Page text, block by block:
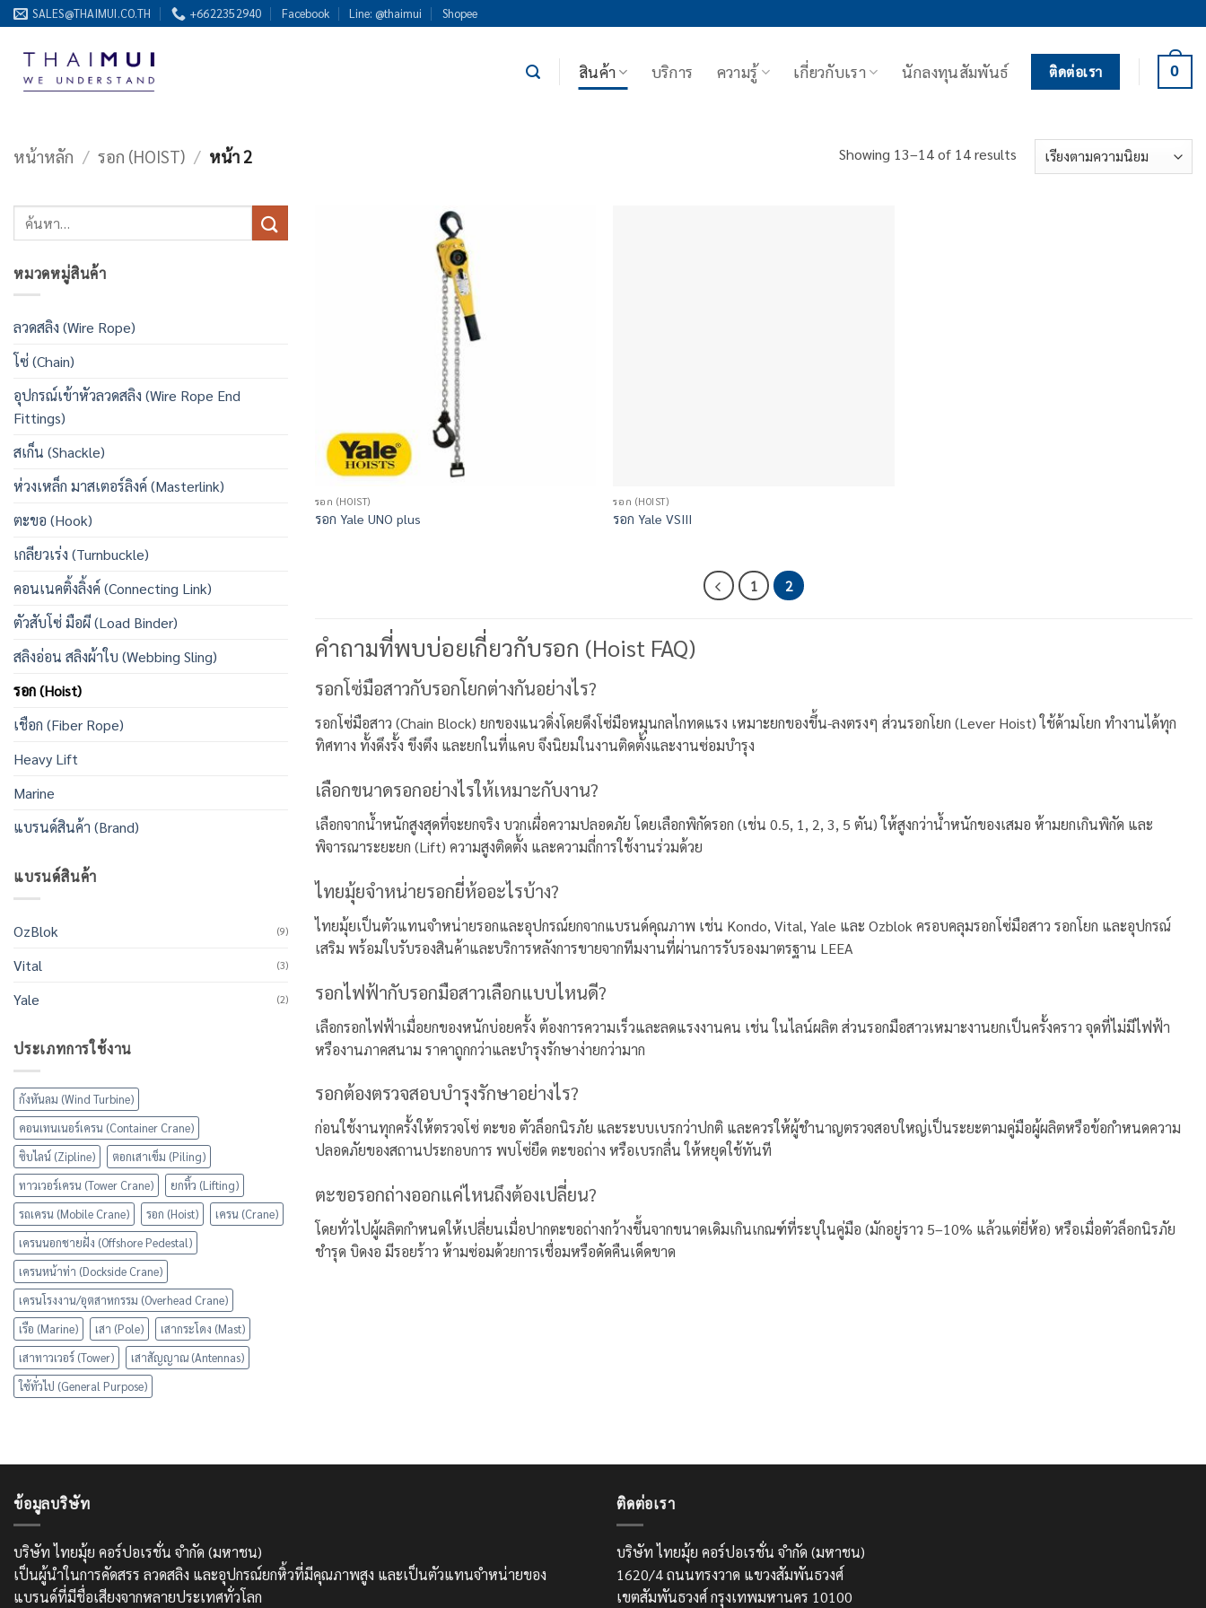
ข้าม
ไป
เนื้อหา
SALES@THAIMUI.CO.TH +6622352940 Facebook Line: @thaimui Shopee
สินค้า บริการ ความรู้ เกี่ยวกับเรา นักลงทุนสัมพันธ์ ติดต่อเรา 0
หน้าหลัก / รอก (HOIST) / หน้า 2 Showing 13–14 of 14 resultsSorted
ค้นหา:
หมวดหมู่สินค้า
ลวดสลิง (Wire Rope)
โซ่ (Chain)
อุปกรณ์เข้าหัวลวดสลิง (Wire Rope End
Fittings)
สเก็น (Shackle)
ห่วงเหล็ก มาสเตอร์ลิงค์ (Masterlink)
ตะขอ (Hook)
เกลียวเร่ง (Turnbuckle)
คอนเนคติ้งลิ้งค์ (Connecting Link)
ตัวสับโซ่ มือผี (Load Binder)
สลิงอ่อน สลิงผ้าใบ (Webbing Sling)
รอก (Hoist)
เชือก (Fiber Rope)
Heavy Lift
Marine
แบรนด์สินค้า (Brand)
แบรนด์สินค้า
OzBlok (9)
Vital (3)
Yale (2)
ประเภทการใช้งาน
กังหันลม (Wind Turbine)
คอนเทนเนอร์เครน (Container Crane)
ซิบไลน์ (Zipline)
ตอกเสาเข็ม (Piling)
ทาวเวอร์เครน (Tower Crane)
ยกหิ้ว (Lifting)
รถเครน (Mobile Crane)
รอก (Hoist)
เครน (Crane)
เครนนอกชายฝั่ง (Offshore Pedestal)
เครนหน้าท่า (Dockside Crane)
เครนโรงงาน/อุตสาหกรรม (Overhead Crane)
เรือ (Marine)
เสา (Pole)
เสากระโดง (Mast)
เสาทาวเวอร์ (Tower)
เสาสัญญาณ (Antennas)
ใช้ทั่วไป (General Purpose)
รอก (HOIST)
รอก Yale UNO plus
รอก (HOIST)
รอก Yale VSIII
1 2
คำถามที่พบบ่อยเกี่ยวกับรอก (Hoist FAQ)
รอกโซ่มือสาวกับรอกโยกต่างกันอย่างไร?
รอกโซ่มือสาว (Chain Block) ยกของแนวดิ่งโดยดึงโซ่มือหมุนกลไกทดแรง เหมาะยกของขึ้น-ลงตรงๆ ส่วนรอกโยก (Lever Hoist) ใช้ด้ามโยก ทำงานได้ทุก
ทิศทาง ทั้งดึงรั้ง ขึงตึง และยกในที่แคบ จึงนิยมในงานติดตั้งและงานซ่อมบำรุง
เลือกขนาดรอกอย่างไรให้เหมาะกับงาน?
เลือกจากน้ำหนักสูงสุดที่จะยกจริง บวกเผื่อความปลอดภัย โดยเลือกพิกัดรอก (เช่น 0.5, 1, 2, 3, 5 ตัน) ให้สูงกว่าน้ำหนักของเสมอ ห้ามยกเกินพิกัด และ
พิจารณาระยะยก (Lift) ความสูงติดตั้ง และความถี่การใช้งานร่วมด้วย
ไทยมุ้ยจำหน่ายรอกยี่ห้ออะไรบ้าง?
ไทยมุ้ยเป็นตัวแทนจำหน่ายรอกและอุปกรณ์ยกจากแบรนด์คุณภาพ เช่น Kondo, Vital, Yale และ Ozblok ครอบคลุมรอกโซ่มือสาว รอกโยก และอุปกรณ์
เสริม พร้อมใบรับรองสินค้าและบริการหลังการขายจากทีมงานที่ผ่านการรับรองมาตรฐาน LEEA
รอกไฟฟ้ากับรอกมือสาวเลือกแบบไหนดี?
เลือกรอกไฟฟ้าเมื่อยกของหนักบ่อยครั้ง ต้องการความเร็วและลดแรงงานคน เช่น ในไลน์ผลิต ส่วนรอกมือสาวเหมาะงานยกเป็นครั้งคราว จุดที่ไม่มีไฟฟ้า
หรืองานภาคสนาม ราคาถูกกว่าและบำรุงรักษาง่ายกว่ามาก
รอกต้องตรวจสอบบำรุงรักษาอย่างไร?
ก่อนใช้งานทุกครั้งให้ตรวจโซ่ ตะขอ ตัวล็อกนิรภัย และระบบเบรกว่าปกติ และควรให้ผู้ชำนาญตรวจสอบใหญ่เป็นระยะตามคู่มือผู้ผลิตหรือข้อกำหนดความ
ปลอดภัยของสถานประกอบการ พบโซ่ยืด ตะขอถ่าง หรือเบรกลื่น ให้หยุดใช้ทันที
ตะขอรอกถ่างออกแค่ไหนถึงต้องเปลี่ยน?
โดยทั่วไปผู้ผลิตกำหนดให้เปลี่ยนเมื่อปากตะขอถ่างกว้างขึ้นจากขนาดเดิมเกินเกณฑ์ที่ระบุในคู่มือ (มักอยู่ราว 5–10% แล้วแต่ยี่ห้อ) หรือเมื่อตัวล็อกนิรภัย
ชำรุด บิดงอ มีรอยร้าว ห้ามซ่อมด้วยการเชื่อมหรือดัดคืนเด็ดขาด
ข้อมูลบริษัท
บริษัท ไทยมุ้ย คอร์ปอเรชั่น จำกัด (มหาชน)
เป็นผู้นำในการคัดสรร ลวดสลิง และอุปกรณ์ยกหิ้วที่มีคุณภาพสูง และเป็นตัวแทนจำหน่ายของ
แบรนด์ที่มีชื่อเสียงจากหลายประเทศทั่วโลก
ติดต่อเรา
บริษัท ไทยมุ้ย คอร์ปอเรชั่น จำกัด (มหาชน)
1620/4 ถนนทรงวาด แขวงสัมพันธวงศ์
เขตสัมพันธวงศ์ กรุงเทพมหานคร 10100